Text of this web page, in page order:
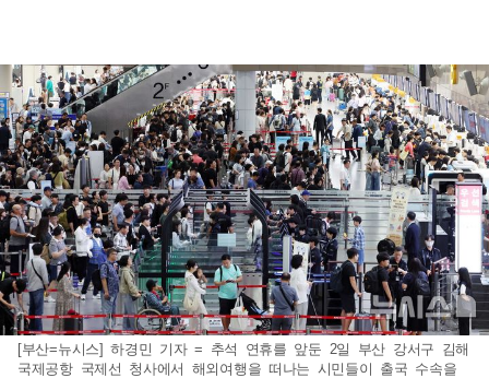
[부산=뉴시스] 하경민 기자 = 추석 연휴를 앞둔 2일 부산 강서구 김해
국제공항 국제선 청사에서 해외여행을 떠나는 시민들이 출국 수속을